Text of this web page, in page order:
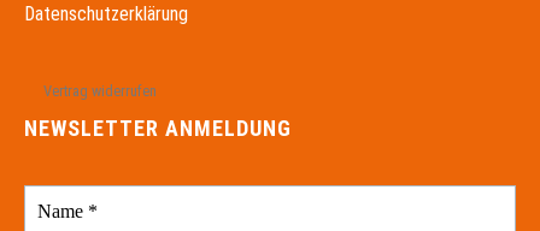
Datenschutzerklärung
Vertrag widerrufen
NEWSLETTER ANMELDUNG